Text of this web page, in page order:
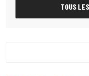
TOUS